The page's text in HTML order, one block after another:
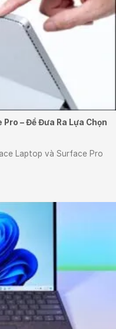
– Để Đưa Ra Lựa Chọn
Laptop và Surface Pro